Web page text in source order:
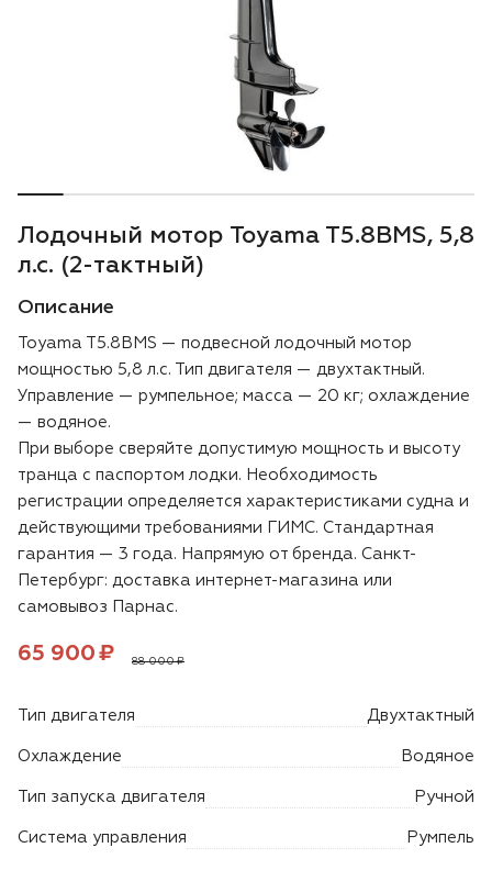
Аккумуляторная техника iPrix
Генераторы
Скарификаторы
Мотопомпы
Подметальные машины
Строительная техника
Культиваторы
Двигатели
Аксессуары
Мотодрели
Снегоотбрасыватели
Садовые ножницы
Лодочный мотор Toyama T5.8BMS, 5,8
л.с. (2-тактный)
Описание
Toyama T5.8BMS — подвесной лодочный мотор
мощностью 5,8 л.с. Тип двигателя — двухтактный.
Управление — румпельное; масса — 20 кг; охлаждение
— водяное.
При выборе сверяйте допустимую мощность и высоту
транца с паспортом лодки. Необходимость
регистрации определяется характеристиками судна и
действующими требованиями ГИМС. Стандартная
гарантия — 3 года. Напрямую от бренда. Санкт-
Петербург: доставка интернет-магазина или
самовывоз Парнас.
Тип двигателя Двухтактный
Охлаждение Водяное
Тип запуска двигателя Ручной
Система управления Румпель
Цена:
65 900 ₽рублей
88 000 ₽